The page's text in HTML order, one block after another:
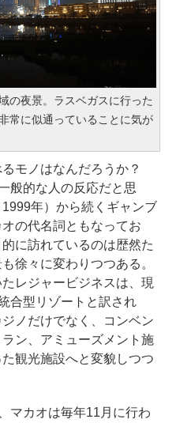
の夜景。ラスベガスに行った
常に似通っていることに気が
モノはなんだろうか？
般的な人の反応だと思
年）から続くギャンブ
の代名詞ともなってお
に訪れているのは歴然た
徐々に変わりつつある。
レジャービジネスは、現
合型リゾートと訳され
ノだけでなく、コンベン
ン、アミューズメント施
観光施設へと変貌しつつ
マカオは毎年11月に行わ